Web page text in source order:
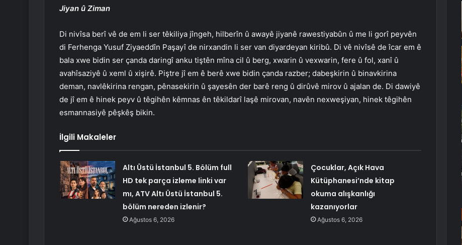
Jiyan û Ziman
Di nivîsa berî vê de em li ser têkiliya jîngeh, hilberîn û awayê jiyanê rawestiyabûn û me li gorî peyvên
di Ferhenga Yusuf Ziyaeddîn Paşayî de nirxandin li ser van diyardeyan kiribû. Di vê nivîsê de îcar em ê
bala xwe bidin ser çanda daringî anku tiştên mîna cil û berg, xwarin û vexwarin, fere û fol, xanî û
avahîsaziyê û xeml û xişirê. Piştre jî em ê berê xwe bidin çanda razber; dabeşkirin û binavkirina
deman, navlêkirina rengan, pênasekirin û şayesên der barê reng û dirûvê mirov û ajalan de. Di dawiyê
de jî em ê hinek peyv û têgihên kêmnas ên têkildarî laşê mirovan, navên nexweşiyan, hinek têgihên
esmannasiyê pêşkêş bikin.
İlgili Makaleler
Altı Üstü İstanbul 5. Bölüm full
HD tek parça izleme linki var
mı, ATV Altı Üstü İstanbul 5.
bölüm nereden izlenir?
Ağustos 6, 2026
Çocuklar, Açık Hava
Kütüphanesi’nde kitap
okuma alışkanlığı
kazanıyorlar
Ağustos 6, 2026